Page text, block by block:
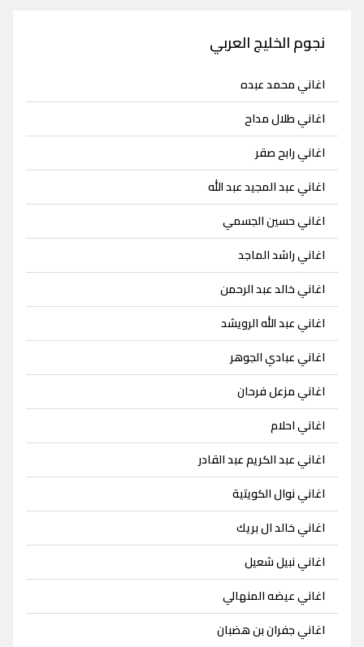
نجوم الخليج العربي
اغاني محمد عبده
اغاني طلال مداح
اغاني رابح صقر
اغاني عبد المجيد عبد الله
اغاني حسين الجسمي
اغاني راشد الماجد
اغاني خالد عبد الرحمن
اغاني عبد الله الرويشد
اغاني عبادي الجوهر
اغاني مزعل فرحان
اغاني احلام
اغاني عبد الكريم عبد القادر
اغاني نوال الكويتية
اغاني خالد ال بريك
اغاني نبيل شعيل
اغاني عيضه المنهالي
اغاني جفران بن هضبان